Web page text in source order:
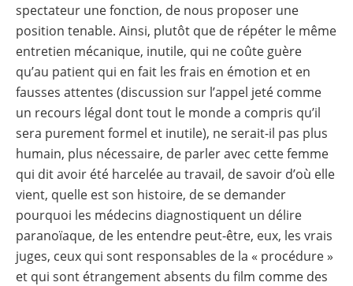
spectateur une fonction, de nous proposer une
position tenable. Ainsi, plutôt que de répéter le même
entretien mécanique, inutile, qui ne coûte guère
qu’au patient qui en fait les frais en émotion et en
fausses attentes (discussion sur l’appel jeté comme
un recours légal dont tout le monde a compris qu’il
sera purement formel et inutile), ne serait-il pas plus
humain, plus nécessaire, de parler avec cette femme
qui dit avoir été harcelée au travail, de savoir d’où elle
vient, quelle est son histoire, de se demander
pourquoi les médecins diagnostiquent un délire
paranoïaque, de les entendre peut-être, eux, les vrais
juges, ceux qui sont responsables de la « procédure »
et qui sont étrangement absents du film comme des